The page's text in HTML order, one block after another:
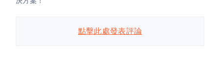
點擊此處發表評論